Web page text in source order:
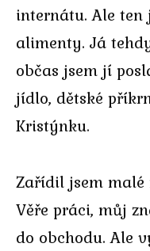
internátu. Ale
alimenty. Já
občas jsem jí
jídlo, dětské
Kristýnku.
Zařídil jsem
Věře práci, můj
do obchodu. Ale